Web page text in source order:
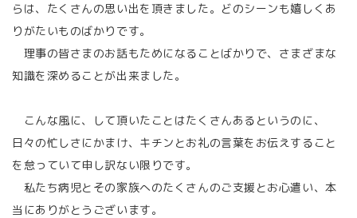
らは、たくさんの思い出を頂きました。どのシーンも嬉しくあ
りがたいものばかりです。
理事の皆さまのお話もためになることばかりで、さまざまな
知識を深めることが出来ました。
こんな風に、して頂いたことはたくさんあるというのに、
日々の忙しさにかまけ、キチンとお礼の言葉をお伝えすること
を怠っていて申し訳ない限りです。
私たち病児とその家族へのたくさんのご支援とお心遣い、本
当にありがとうございます。